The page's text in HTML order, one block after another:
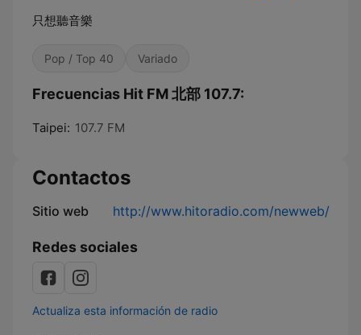
只想聽音樂
Pop / Top 40 Variado
Frecuencias Hit FM 北部 107.7:
Taipei: 107.7 FM
Contactos
Sitio web http://www.hitoradio.com/newweb/
Redes sociales
Actualiza esta información de radio